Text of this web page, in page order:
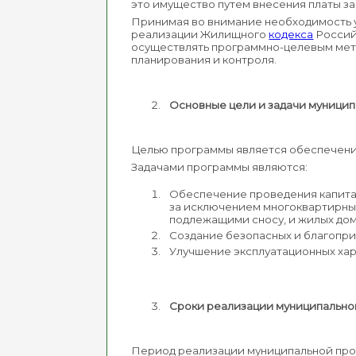
это имущество путем внесения платы
Принимая во внимание необходимость
реализации Жилищного кодекса
осуществлять программно-целевым
планирования и контроля.
Основные цели и задачи
Целью программы является
Задачами программы являются:
Обеспечение проведения
за исключением
подлежащими сносу, и жилых
Создание безопасных и
Улучшение эксплуатационных
Сроки реализации
Период реализации муниципальной